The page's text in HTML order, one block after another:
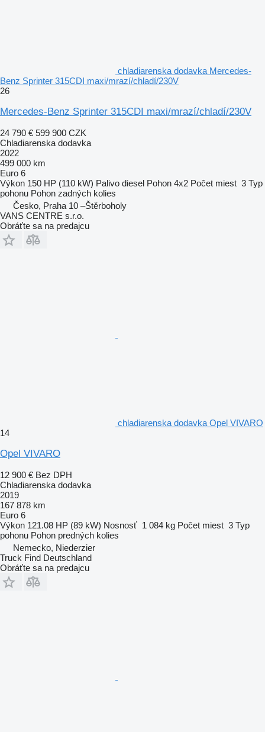
chladiarenska dodavka Mercedes-
Benz Sprinter 315CDI maxi/mrazí/chladí/230V
26
Mercedes-Benz Sprinter 315CDI maxi/mrazí/chladí/230V
24 790 € 599 900 CZK
Chladiarenska dodavka
2022
499 000 km
Euro 6
Výkon 150 HP (110 kW) Palivo diesel Pohon 4x2 Počet miest 3 Typ
pohonu Pohon zadných kolies
Česko, Praha 10 –Štěrboholy
VANS CENTRE s.r.o.
Obráťte sa na predajcu
chladiarenska dodavka Opel VIVARO
14
Opel VIVARO
12 900 € Bez DPH
Chladiarenska dodavka
2019
167 878 km
Euro 6
Výkon 121.08 HP (89 kW) Nosnosť 1 084 kg Počet miest 3 Typ
pohonu Pohon predných kolies
Nemecko, Niederzier
Truck Find Deutschland
Obráťte sa na predajcu